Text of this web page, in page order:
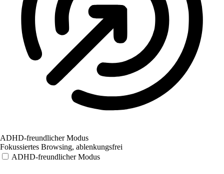
ADHD-freundlicher Modus
Fokussiertes Browsing, ablenkungsfrei
ADHD-freundlicher Modus